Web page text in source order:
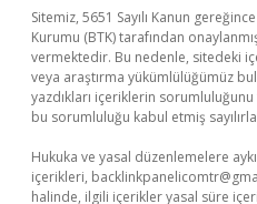
Sitemiz, 5651 Sayılı Kanun
Kurumu (BTK) tarafından
vermektedir. Bu nedenle, sitedeki
veya araştırma yükümlülüğümüz
yazdıkları içeriklerin
bu sorumluluğu kabul etmiş
Hukuka ve yasal düzenlemelere
içerikleri,
halinde, ilgili içerikler yasal süre